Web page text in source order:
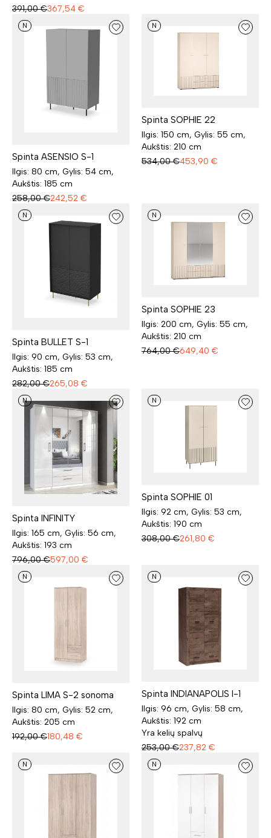
391,00 €367,54 €
N
Spinta ASENSIO S-1
Ilgis: 80 cm, Gylis: 54 cm,
Aukštis: 185 cm
258,00 €242,52 €
N
Spinta SOPHIE 22
Ilgis: 150 cm, Gylis: 55 cm,
Aukštis: 210 cm
534,00 €453,90 €
N
Spinta BULLET S-1
Ilgis: 90 cm, Gylis: 53 cm,
Aukštis: 185 cm
282,00 €265,08 €
N
Spinta SOPHIE 23
Ilgis: 200 cm, Gylis: 55 cm,
Aukštis: 210 cm
764,00 €649,40 €
N
Spinta INFINITY
Ilgis: 165 cm, Gylis: 56 cm,
Aukštis: 193 cm
796,00 €597,00 €
N
Spinta SOPHIE 01
Ilgis: 92 cm, Gylis: 53 cm,
Aukštis: 190 cm
308,00 €261,80 €
N
Spinta LIMA S-2 sonoma
Ilgis: 80 cm, Gylis: 52 cm,
Aukštis: 205 cm
192,00 €180,48 €
N
Spinta INDIANAPOLIS I-1
Ilgis: 96 cm, Gylis: 58 cm,
Aukštis: 192 cm
Yra kelių spalvų
253,00 €237,82 €
N N